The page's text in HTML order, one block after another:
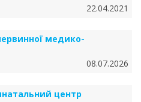
22.04.2021
медико-
08.07.2026
центр